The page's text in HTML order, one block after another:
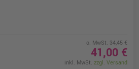
o. MwSt. 34,45 €
41,00 €
inkl. MwSt. zzgl. Versand